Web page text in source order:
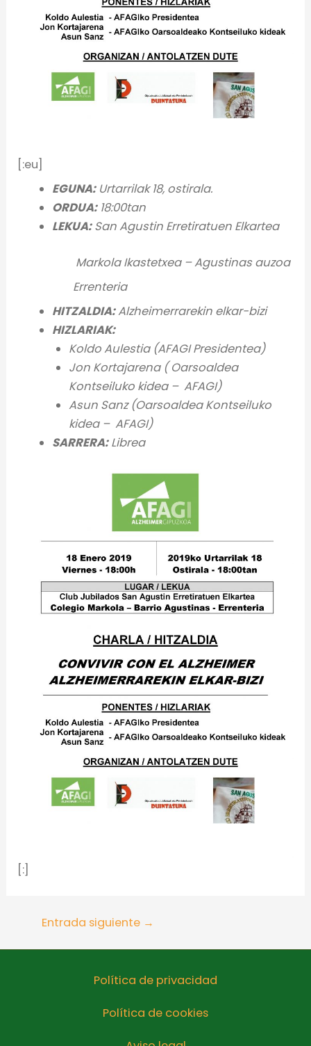
[:eu]
EGUNA:Urtarrilak 18, ostirala.
ORDUA:18:00tan
LEKUA:San Agustin Erretiratuen Elkartea
Markola Ikastetxea – Agustinas auzoa
Errenteria
HITZALDIA:Alzheimerrarekin elkar-bizi
HIZLARIAK:
Koldo Aulestia (AFAGI Presidentea)
Jon Kortajarena (Oarsoaldea
Kontseiluko kidea – AFAGI)
Asun Sanz(Oarsoaldea Kontseiluko
kidea – AFAGI)
SARRERA:Librea
[:]
Entrada siguiente →
Política de privacidad
Política de cookies